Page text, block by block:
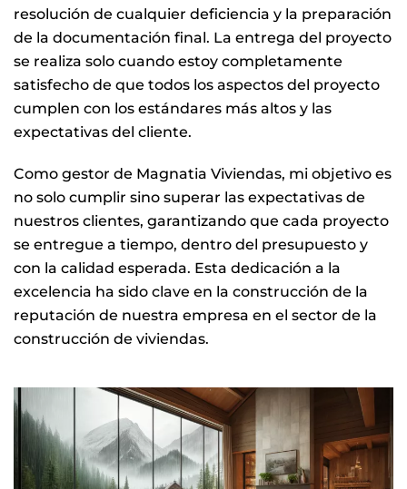
resolución de cualquier deficiencia y la preparación
de la documentación final. La entrega del proyecto
se realiza solo cuando estoy completamente
satisfecho de que todos los aspectos del proyecto
cumplen con los estándares más altos y las
expectativas del cliente.
Como gestor de Magnatia Viviendas, mi objetivo es
no solo cumplir sino superar las expectativas de
nuestros clientes, garantizando que cada proyecto
se entregue a tiempo, dentro del presupuesto y
con la calidad esperada. Esta dedicación a la
excelencia ha sido clave en la construcción de la
reputación de nuestra empresa en el sector de la
construcción de viviendas.